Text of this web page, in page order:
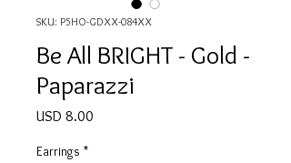
SKU: P5HO-GDXX-084XX
Be All BRIGHT - Gold -
Paparazzi
USD 8.00
Earrings *